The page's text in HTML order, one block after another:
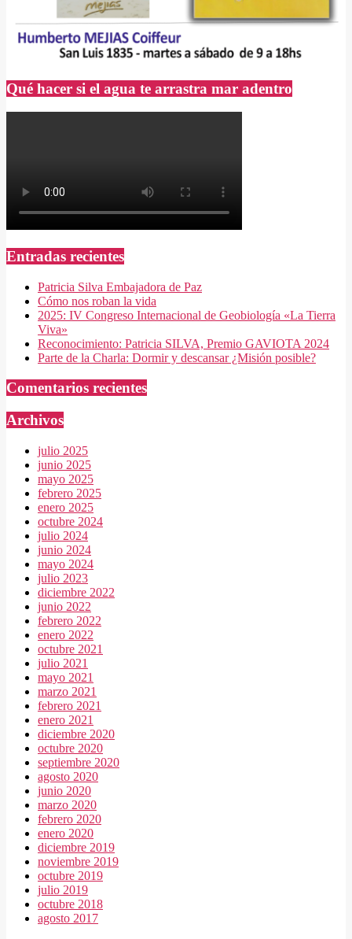
Qué hacer si el agua te arrastra mar adentro
Entradas recientes
Patricia Silva Embajadora de Paz
Cómo nos roban la vida
2025: IV Congreso Internacional de Geobiología «La Tierra
Viva»
Reconocimiento: Patricia SILVA, Premio GAVIOTA 2024
Parte de la Charla: Dormir y descansar ¿Misión posible?
Comentarios recientes
Archivos
julio 2025
junio 2025
mayo 2025
febrero 2025
enero 2025
octubre 2024
julio 2024
junio 2024
mayo 2024
julio 2023
diciembre 2022
junio 2022
febrero 2022
enero 2022
octubre 2021
julio 2021
mayo 2021
marzo 2021
febrero 2021
enero 2021
diciembre 2020
octubre 2020
septiembre 2020
agosto 2020
junio 2020
marzo 2020
febrero 2020
enero 2020
diciembre 2019
noviembre 2019
octubre 2019
julio 2019
octubre 2018
agosto 2017